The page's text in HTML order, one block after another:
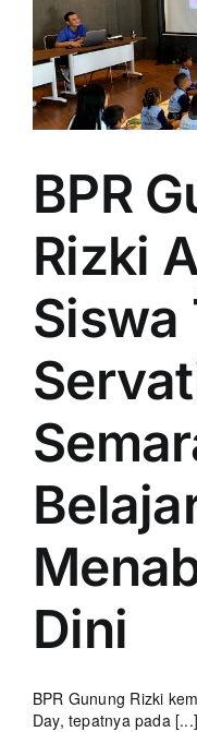
BPR
Rizki
Siswa
Dini
BPR Gunung Rizki
Day, tepatnya pada [...]